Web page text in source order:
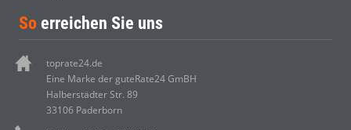
So erreichen Sie uns
toprate24.de
Eine Marke der guteRate24 GmBH
Halberstädter Str. 89
33106 Paderborn